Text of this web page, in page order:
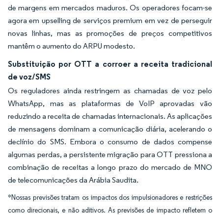
de margens em mercados maduros. Os operadores focam-se
agora em upselling de serviços premium em vez de perseguir
novas linhas, mas as promoções de preços competitivos
mantêm o aumento do ARPU modesto.
Substituição por OTT a corroer a receita tradicional
de voz/SMS
Os reguladores ainda restringem as chamadas de voz pelo
WhatsApp, mas as plataformas de VoIP aprovadas vão
reduzindo a receita de chamadas internacionais. As aplicações
de mensagens dominam a comunicação diária, acelerando o
declínio do SMS. Embora o consumo de dados compense
algumas perdas, a persistente migração para OTT pressiona a
combinação de receitas a longo prazo do mercado de MNO
de telecomunicações da Arábia Saudita.
*Nossas previsões tratam os impactos dos impulsionadores e restrições
como direcionais, e não aditivos. As previsões de impacto refletem o